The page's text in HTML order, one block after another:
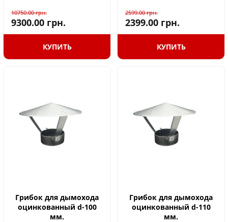
10750.00грн.
9300.00 грн.
КУПИТЬ
2599.00грн.
2399.00 грн.
КУПИТЬ
Грибок для дымохода
оцинкованный d-100
мм.
Грибок для дымохода
оцинкованный d-110
мм.